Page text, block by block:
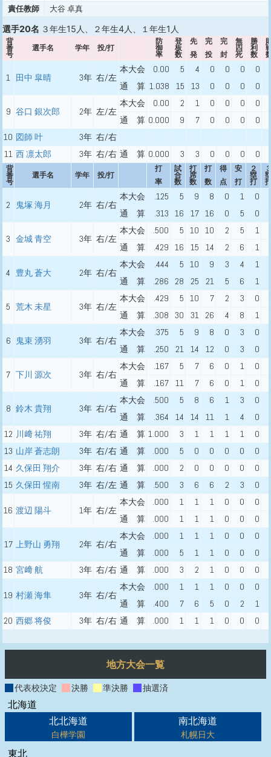
責任教師
大谷 卓真
選手20名 ３年生15人、２年生4人、１年生1人
背
番
号
選手名 学年 投/打
防
御
率
登
板
数
先
発
完
投
完
封
無
四
死
勝
利
数
1 田中 皐晴 3年 右/左
本大会 0.00 5 4 0 0 0 0
通 算 1.038 15 13 0 0 0 0
9 谷口 銀次郎 2年 左/左
本大会 0.00 2 1 0 0 0 0
通 算 0.000 9 7 0 0 0 0
10 図師 叶 3年 右/右
11 西 凛太郎 3年 右/右 通 算 0.000 3 3 0 0 0 0
背
番
号
選手名 学年 投/打
打
率
試
合
数
打
席
数
打
数
得
点
安
打
２
塁
打
2 鬼塚 海月 2年 右/右
本大会 .125 5 9 8 0 1 0
通 算
.313 16 17 16 0 5 0
3 金城 青空 3年 右/左
本大会 .500 5 10 10 2 5 1
通 算
.429 16 15 14 2 6 1
4 豊丸 蒼大 2年 右/右
本大会 .444 5 10 9 3 4 1
通 算
.286 28 25 21 5 6 1
5 荒木 未星 3年 右/左
本大会 .429 5 10 7 2 3 0
通 算
.308 30 31 26 4 8 1
6 鬼束 湧羽 3年 右/右
本大会 .375 5 9 8 0 3 0
通 算
.250 21 14 12 0 3 0
7 下川 源次 3年 右/右
本大会 .167 5 7 6 0 1 0
通 算
.167 11 7 6 0 1 0
8 鈴木 貴翔 3年 右/右
本大会 .500 5 8 6 1 3 0
通 算
.364 14 14 11 1 4 0
12 川﨑 祐翔 3年 右/右 通 算 1.000 3 1 1 1 1 0
13 山岸 蒼志朗 3年 右/右 通 算 .000 5 0 0 0 0 0
14 久保田 翔介 3年 右/右 通 算 .000 2 0 0 0 0 0
15 久保田 惺南 3年 右/左 通 算 .500 3 6 6 2 3 0
16 渡辺 陽斗 1年 右/左
本大会 .000 1 1 1 0 0 0
通 算
.000 1 1 1 0 0 0
17 上野山 勇翔 2年 右/右
本大会 .000 1 1 1 0 0 0
通 算
.000 5 1 1 0 0 0
18 宮﨑 航 3年 右/右 通 算 .000 3 2 1 0 0 0
19 村瀬 海隼 3年 右/右
本大会 .000 1 1 1 0 0 0
通 算
.400 7 6 5 0 2 1
20 西郷 将俊 3年 右/右 通 算 .000 1 1 1 0 0 0
地方大会一覧
代表校決定 決勝 準決勝 抽選済
北海道
北北海道
白樺学園
南北海道
札幌日大
東北